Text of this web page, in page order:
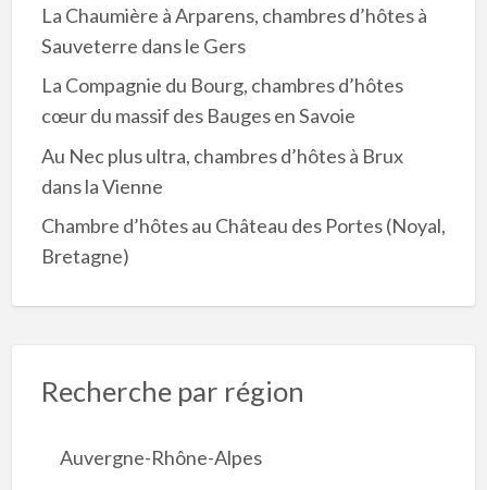
La Chaumière à Arparens, chambres d’hôtes à
Sauveterre dans le Gers
La Compagnie du Bourg, chambres d’hôtes
cœur du massif des Bauges en Savoie
Au Nec plus ultra, chambres d’hôtes à Brux
dans la Vienne
Chambre d’hôtes au Château des Portes (Noyal,
Bretagne)
Recherche par région
Auvergne-Rhône-Alpes